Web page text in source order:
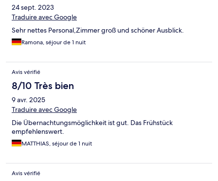
24 sept. 2023
Traduire avec Google
Sehr nettes Personal,Zimmer groß und schöner Ausblick.
Ramona, séjour de 1 nuit
Avis vérifié
8/10 Très bien
9 avr. 2025
Traduire avec Google
Die Übernachtungsmöglichkeit ist gut. Das Frühstück
empfehlenswert.
MATTHIAS, séjour de 1 nuit
Avis vérifié